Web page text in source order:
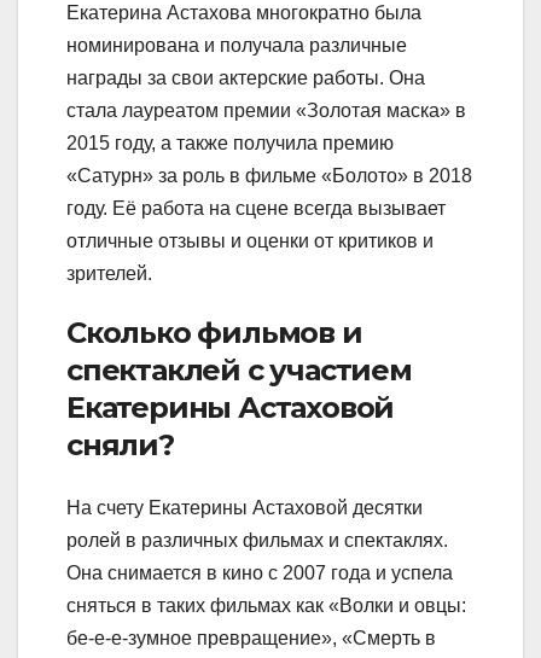
Екатерина Астахова многократно была
номинирована и получала различные
награды за свои актерские работы. Она
стала лауреатом премии «Золотая маска» в
2015 году, а также получила премию
«Сатурн» за роль в фильме «Болото» в 2018
году. Её работа на сцене всегда вызывает
отличные отзывы и оценки от критиков и
зрителей.
Сколько фильмов и
спектаклей с участием
Екатерины Астаховой
сняли?
На счету Екатерины Астаховой десятки
ролей в различных фильмах и спектаклях.
Она снимается в кино с 2007 года и успела
сняться в таких фильмах как «Волки и овцы:
бе-е-е-зумное превращение», «Смерть в